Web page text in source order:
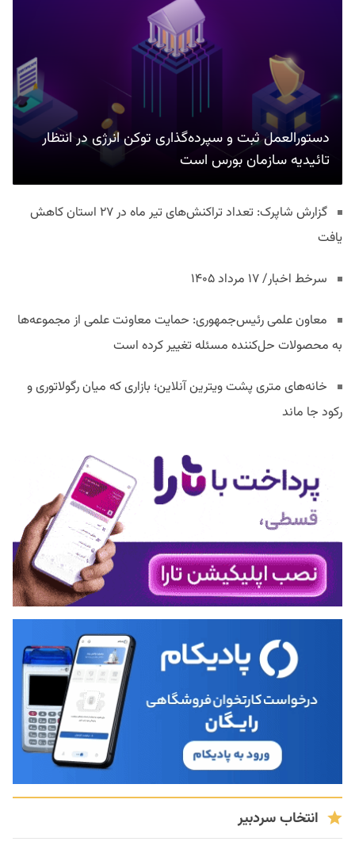
دستورالعمل ثبت و سپرده‌گذاری توکن انرژی در انتظار
تائیدیه سازمان بورس است
گزارش شاپرک: تعداد تراکنش‌های تیر ماه در ۲۷ استان‌ کاهش
یافت
سرخط اخبار/ ۱۷ مرداد ۱۴۰۵
معاون علمی رئیس‌جمهوری: حمایت معاونت علمی از مجموعه‌ها
به محصولات حل‌کننده مسئله تغییر کرده است
خانه‌های متری پشت ویترین آنلاین؛ بازاری که میان رگولاتوری و
رکود جا ماند
انتخاب سردبیر